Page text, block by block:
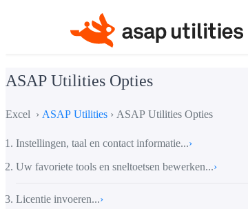
ASAP Utilities Opties
Excel › ASAP Utilities › ASAP Utilities Opties
Instellingen, taal en contact informatie...›
Uw favoriete tools en sneltoetsen bewerken...›
Licentie invoeren...›